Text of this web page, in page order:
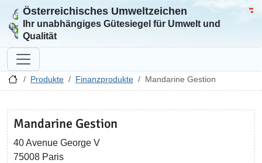
Zur Startseite
Österreichisches Umweltzeichen
Ihr unabhängiges Gütesiegel für Umwelt und
Qualität
Produkte Finanzprodukte Mandarine Gestion
Mandarine Gestion
40 Avenue George V
75008 Paris